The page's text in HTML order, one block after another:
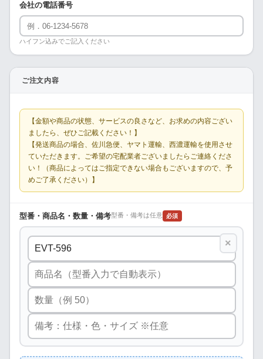
会社の電話番号
ハイフン込みでご記入ください
ご注文内容
【金額や商品の状態、サービスの良さなど、お求めの内容ござい
ましたら、ぜひご記載ください！】
【発送商品の場合、佐川急便、ヤマト運輸、西濃運輸を使用させ
ていただきます。ご希望の宅配業者ございましたらご連絡くださ
い！（商品によってはご指定できない場合もございますので、予
めご了承ください）】
型番・商品名・数量・備考型番・備考は任意 必須
×